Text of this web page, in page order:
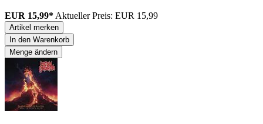
EUR 15,99* Aktueller Preis: EUR 15,99
Artikel merken
In den Warenkorb
Menge ändern